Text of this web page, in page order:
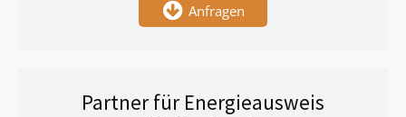
Anfragen
Partner für Energieausweis